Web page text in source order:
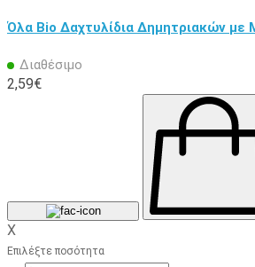
Όλα Bio Δαχτυλίδια Δημητριακών με
Διαθέσιμο
2,59€
X
Επιλέξτε ποσότητα